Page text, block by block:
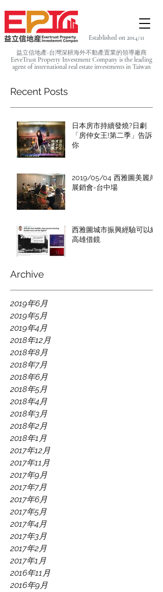
益立信地產-台灣深耕海外不動產置業的領導廠商
EeveTrust Property Investment Company is the leading
agent ofinternational real estate investments in Taiwan
Established on 2014/11
Recent Posts
日本房市持續發燒?日劇
「房仲女王!第二季」告訴
你
2019/05/04 西雅圖美麗岸
展銷會-台中場
西雅圖城市振興經驗可以給
高雄借鏡
Archive
2019年6月
2019年5月
2019年4月
2018年12月
2018年8月
2018年7月
2018年6月
2018年5月
2018年4月
2018年3月
2018年2月
2018年1月
2017年12月
2017年11月
2017年9月
2017年7月
2017年6月
2017年5月
2017年4月
2017年3月
2017年2月
2017年1月
2016年11月
2016年9月